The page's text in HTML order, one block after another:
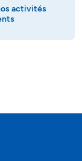
activités